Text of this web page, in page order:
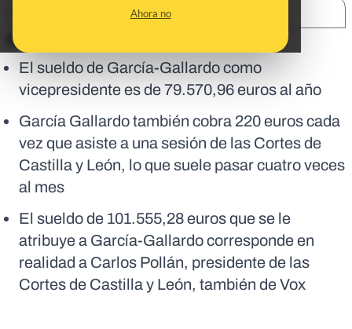
Ahora no
En corto:
El sueldo de García-Gallardo como
vicepresidente es de 79.570,96 euros al año
García Gallardo también cobra 220 euros cada
vez que asiste a una sesión de las Cortes de
Castilla y León, lo que suele pasar cuatro veces
al mes
El sueldo de 101.555,28 euros que se le
atribuye a García-Gallardo corresponde en
realidad a Carlos Pollán, presidente de las
Cortes de Castilla y León, también de Vox